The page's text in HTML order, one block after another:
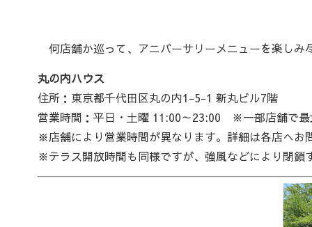
何店舗か巡って、アニバーサリーメニューを楽しみ
丸の内ハウス
住所：東京都千代田区丸の内1-5-1 新丸ビル7階
営業時間：平日・土曜 11:00～23:00 ※一部店舗で
※店舗により営業時間が異なります。詳細は各店へお
※テラス開放時間も同様ですが、強風などにより閉鎖